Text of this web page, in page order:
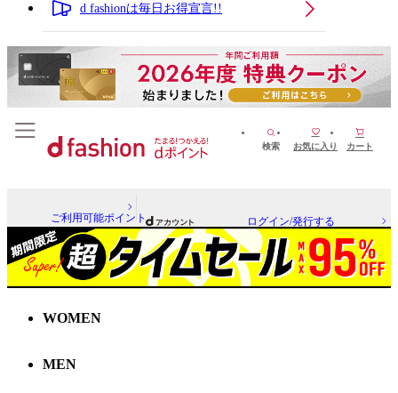
d fashionは毎日お得宣言!!
検索 お気に入り カート
ご利用可能ポイント ログイン/発行する
WOMEN
MEN